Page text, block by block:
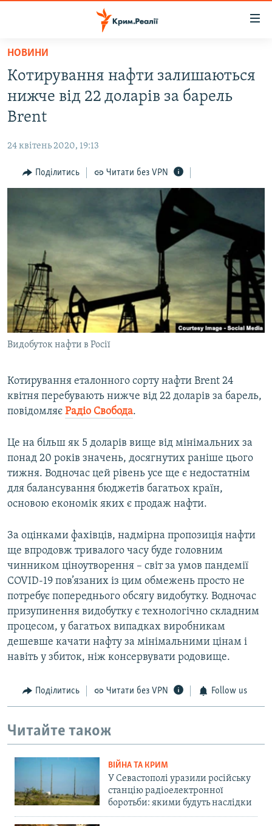
Перейти
основного
матеріалу
Перейти
до
основної
Перейти
до
ВОДА.КРИМ
ВІДЕО ТА ФОТО
БЛОГИ
ПОГЛЯД
СПЕЦПРОЕКТИ
ДЕПОРТАЦІЯ
ВІДЕОУРОКИ «ELIFBE»
СВІДЧЕННЯ ОКУПАЦІЇ
УКРАЇНСЬКА ПРОБЛЕМА КРИМУ
ІНФОГРАФІКА
ЯК ОБІЙТИ БЛОКУВАННЯ
Русский
Qırımtatar
ДОЛУЧАЙСЯ!
Усі сайти RFE/RL
НОВИНИ
Котирування нафти залишаються
нижче від 22 доларів за барель
Brent
24 квітень 2020, 19:13
Поділитись Читати без VPN
Видобуток нафти в Росії
Котирування еталонного сорту нафти Brent 24
квітня перебувають нижче від 22 доларів за барель,
повідомляє Радіо Свобода.
Це на більш як 5 доларів вище від мінімальних за
понад 20 років значень, досягнутих раніше цього
тижня. Водночас цей рівень усе ще є недостатнім
для балансування бюджетів багатьох країн,
основою економік яких є продаж нафти.
За оцінками фахівців, надмірна пропозиція нафти
ще впродовж тривалого часу буде головним
чинником ціноутворення – світ за умов пандемії
COVID-19 пов’язаних із цим обмежень просто не
потребує попереднього обсягу видобутку. Водночас
призупинення видобутку є технологічно складним
процесом, у багатьох випадках виробникам
дешевше качати нафту за мінімальними цінам і
навіть у збиток, ніж консервувати родовище.
Поділитись Читати без VPN Follow us
Читайте також
ВІЙНА ТА КРИМ
У Севастополі уразили російську
станцію радіоелектронної
боротьби: якими будуть наслідки